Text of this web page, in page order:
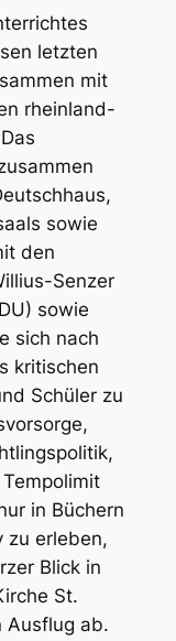
letzten
mit
rheinland-
sowie
den
Senzer
sowie
sich nach
kritischen
Schüler zu
in Büchern
zu erleben,
Blick in
St.
Ausflug ab.